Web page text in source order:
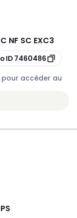
SC EXC3
ID 7460486
accéder au